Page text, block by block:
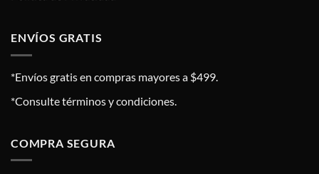
ENVÍOS GRATIS
*Envíos gratis en compras mayores a $499.
*Consulte términos y condiciones.
COMPRA SEGURA